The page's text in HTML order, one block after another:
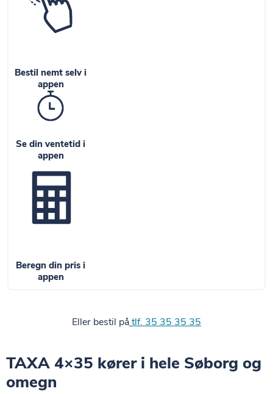
Bestil nemt selv i
appen
Se din ventetid i
appen
Beregn din pris i
appen
Eller bestil påtlf. 35 35 35 35
TAXA 4×35 kører i hele Søborg og
omegn